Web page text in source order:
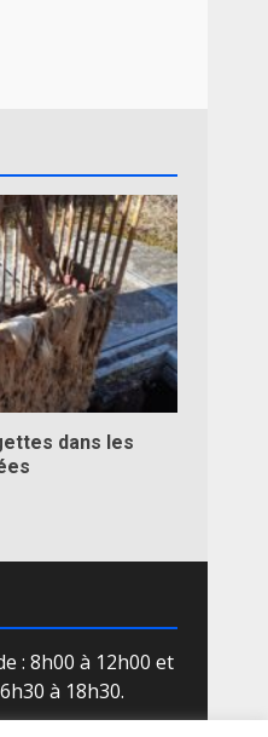
dans les
: 8h00 à 12h00 et
à 18h30.